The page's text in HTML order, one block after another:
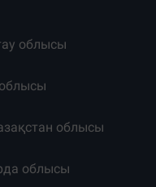
облысы
облысы
облысы